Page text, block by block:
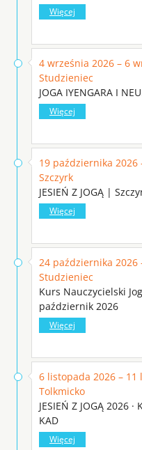
Więcej
4 września 2026 – 6
Studzieniec
JOGA IYENGARA I
Więcej
19 października
Szczyrk
JESIEŃ Z JOGĄ |
Więcej
24 października 2026
Studzieniec
Kurs Nauczycielski
październik 2026
Więcej
6 listopada 2026 – 11
Tolkmicko
JESIEŃ Z JOGĄ 2026
KAD
Więcej